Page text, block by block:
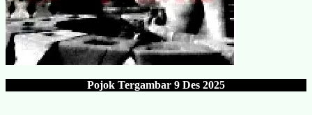
Pojok Tergambar 9 Des 2025